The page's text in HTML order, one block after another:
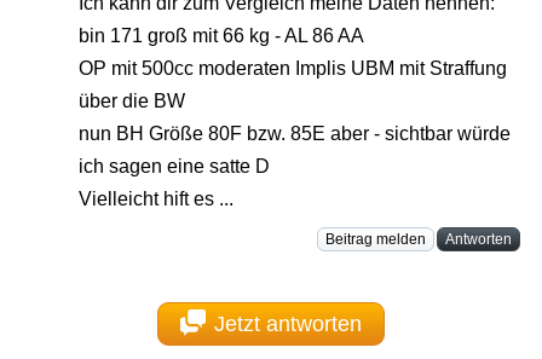
bin 171 groß mit 66 kg - AL 86 AA
OP mit 500cc moderaten Implis UBM mit Straffung
über die BW
nun BH Größe 80F bzw. 85E aber - sichtbar würde
ich sagen eine satte D
Vielleicht hift es ...
Beitrag melden Antworten
Jetzt antworten